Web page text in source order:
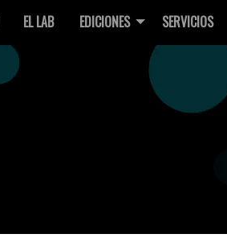
EL LAB EDICIONES SERVICIOS